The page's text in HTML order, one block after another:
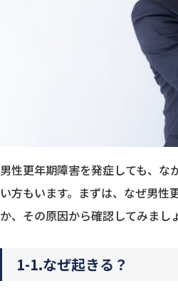
男性更年期障害を発症しても、な
い方もいます。まずは、なぜ男性
か、その原因から確認してみまし
1-1.なぜ起きる？